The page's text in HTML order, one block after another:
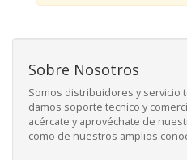
Sobre Nosotros
Somos distribuidores y servicio
damos soporte tecnico y
acércate y aprovéchate de
como de nuestros amplios